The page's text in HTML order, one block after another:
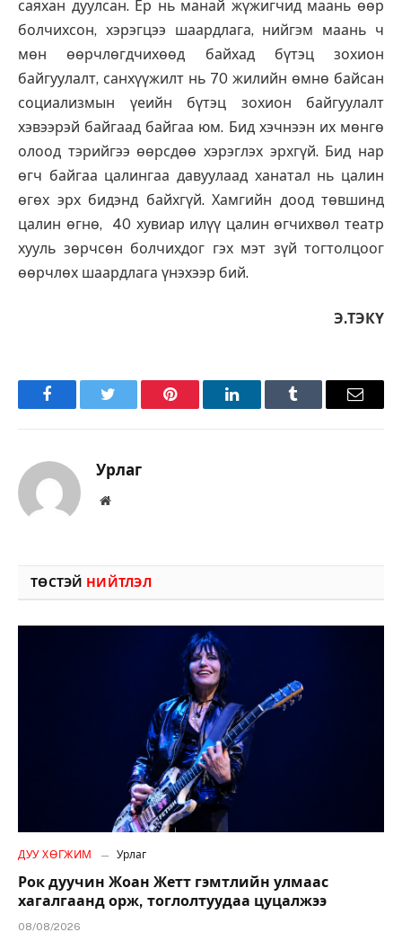
саяхан дуулсан. Ер нь манай жүжигчид маань өөр
болчихсон, хэрэгцээ шаардлага, нийгэм маань ч
мөн өөрчлөгдчихөөд байхад бүтэц зохион
байгуулалт, санхүүжилт нь 70 жилийн өмнө байсан
социализмын үеийн бүтэц зохион байгуулалт
хэвээрэй байгаад байгаа юм. Бид хэчнээн их мөнгө
олоод тэрийгээ өөрсдөө хэрэглэх эрхгүй. Бид нар
өгч байгаа цалингаа давуулаад ханатал нь цалин
өгөх эрх бидэнд байхгүй. Хамгийн доод төвшинд
цалин өгнө, 40 хувиар илүү цалин өгчихвөл театр
хууль зөрчсөн болчихдог гэх мэт зүй тогтолцоог
өөрчлөх шаардлага үнэхээр бий.
Э.ТЭКҮ
FacebookTwitter Pinterest LinkedInTumblr Имэйл
Урлаг
Вэбсайт
ТӨСТЭЙ НИЙТЛЭЛ
ДУУ ХӨГЖИМ Урлаг
Рок дуучин Жоан Жетт гэмтлийн улмаас
хагалгаанд орж, тоглолтуудаа цуцалжээ
08/08/2026